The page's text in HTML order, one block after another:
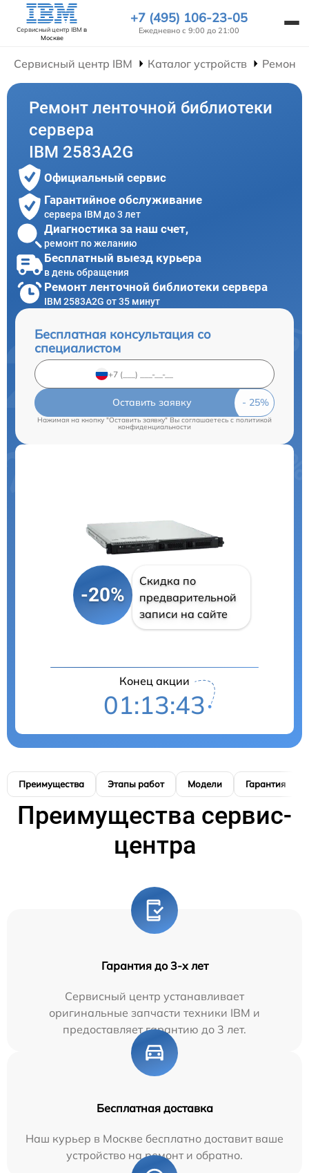
Сервисный центр IBM в
Москве
+7 (495) 106-23-05
Ежедневно с 9:00 до 21:00
Сервисный центр IBM Каталог устройств Ремонт
Ремонт ленточной библиотеки
сервера
IBM 2583A2G
Официальный сервис
Гарантийное обслуживание
сервера IBM до 3 лет
Диагностика за наш счет,
ремонт по желанию
Бесплатный выезд курьера
в день обращения
Ремонт ленточной библиотеки сервера
IBM 2583A2G от 35 минут
Бесплатная консультация со
специалистом
Оставить заявку
Нажимая на кнопку "Оставить заявку" Вы соглашаетесь c политикой
конфиденциальности
-20%
Скидка по
предварительной
записи на сайте
Конец акции
01:13:42
Преимущества Этапы работ Модели Гарантия
Преимущества сервис-
центра
Гарантия до 3-х лет
Сервисный центр устанавливает
оригинальные запчасти техники IBM и
предоставляет гарантию до 3 лет.
Бесплатная доставка
Наш курьер в Москве бесплатно доставит ваше
устройство на ремонт и обратно.